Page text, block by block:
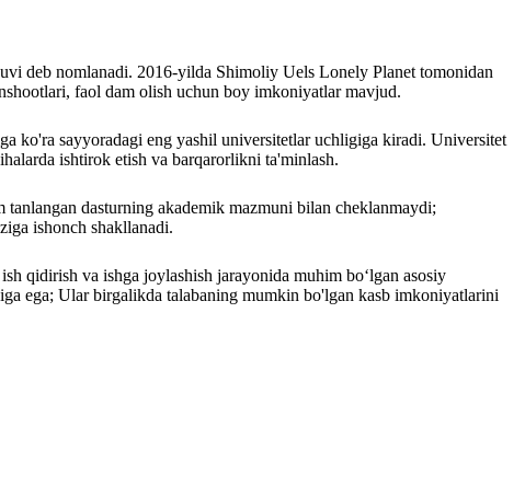
deb nomlanadi. 2016-yilda Shimoliy Uels Lonely Planet tomonidan
faol dam olish uchun boy imkoniyatlar mavjud.
ko'ra sayyoradagi eng yashil universitetlar uchligiga kiradi. Universitet
ishtirok etish va barqarorlikni ta'minlash.
dasturning akademik mazmuni bilan cheklanmaydi;
ishonch shakllanadi.
qidirish va ishga joylashish jarayonida muhim bo‘lgan asosiy
ega; Ular birgalikda talabaning mumkin bo'lgan kasb imkoniyatlarini